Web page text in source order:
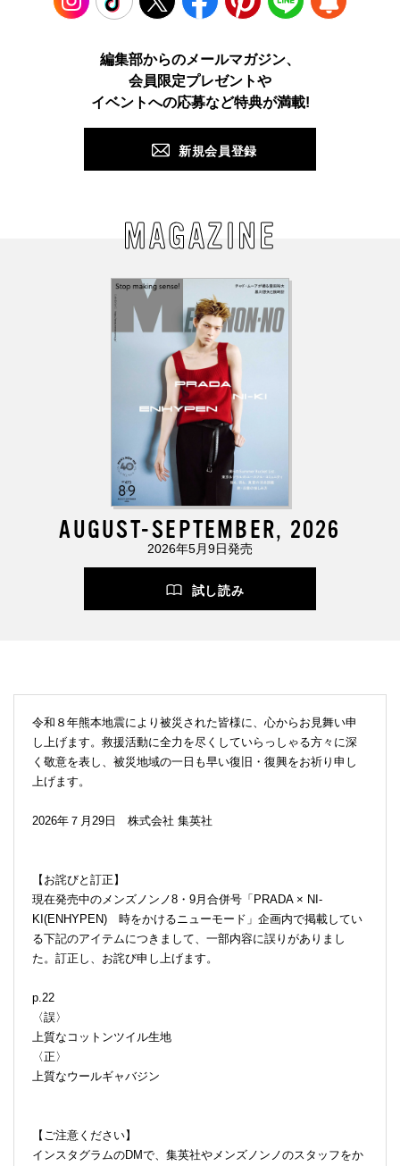
TikTok X Facebook Pinterest LINE
編集部からのメールマガジン、
会員限定プレゼントや
イベントへの応募など特典が満載!
新規会員登録
MAGAZINE
AUGUST-SEPTEMBER, 2026
2026年5月9日発売
試し読み
令和８年熊本地震により被災された皆様に、心からお見舞い申
し上げます。救援活動に全力を尽くしていらっしゃる方々に深
く敬意を表し、被災地域の一日も早い復旧・復興をお祈り申し
上げます。
2026年７月29日 株式会社 集英社
【お詫びと訂正】
現在発売中のメンズノンノ8・9月合併号「PRADA × NI-
KI(ENHYPEN) 時をかけるニューモード」企画内で掲載してい
る下記のアイテムにつきまして、一部内容に誤りがありまし
た。訂正し、お詫び申し上げます。
p.22
〈誤〉
上質なコットンツイル生地
〈正〉
上質なウールギャバジン
【ご注意ください】
インスタグラムのDMで、集英社やメンズノンノのスタッフをか